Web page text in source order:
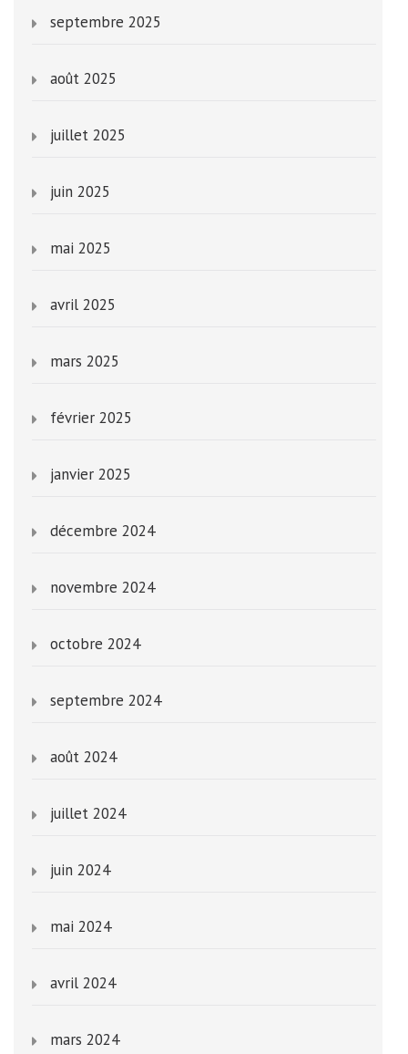
septembre 2025
août 2025
juillet 2025
juin 2025
mai 2025
avril 2025
mars 2025
février 2025
janvier 2025
décembre 2024
novembre 2024
octobre 2024
septembre 2024
août 2024
juillet 2024
juin 2024
mai 2024
avril 2024
mars 2024